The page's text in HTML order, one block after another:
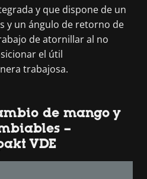
y que dispone de un
y un ángulo de retorno de
de atornillar al no
el útil
trabajosa.
de mango y
–
VDE